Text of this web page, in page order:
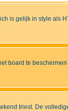
is gelijk in style als
board te
triest. De